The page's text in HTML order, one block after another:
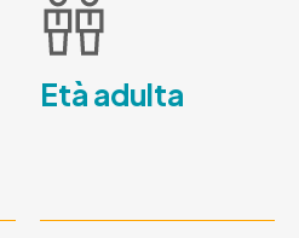
Età adulta